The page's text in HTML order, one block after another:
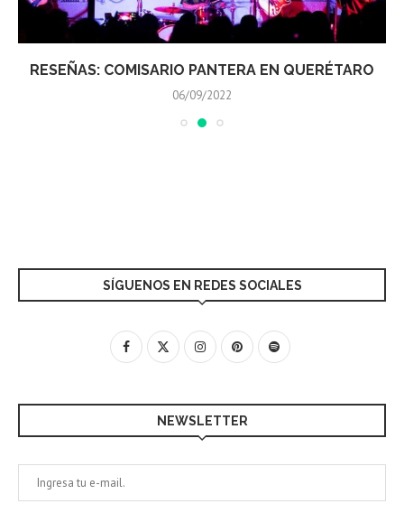
RESEÑAS: COMISARIO PANTERA EN QUERÉTARO
06/09/2022
SÍGUENOS EN REDES SOCIALES
NEWSLETTER